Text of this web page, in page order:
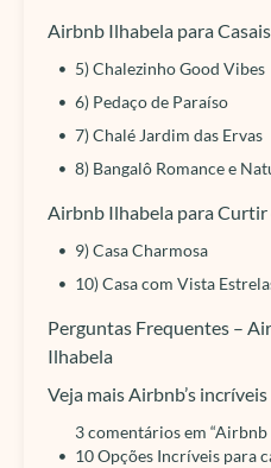
Airbnb Ilhabela para Casais
5) Chalezinho Good Vibes
6) Pedaço de Paraíso
7) Chalé Jardim das Ervas
8) Bangalô Romance e
Airbnb Ilhabela para Curtir
9) Casa Charmosa
10) Casa com Vista
Perguntas Frequentes –
Ilhabela
Veja mais Airbnb’s
3 comentários em “Airbnb
10 Opções Incríveis para